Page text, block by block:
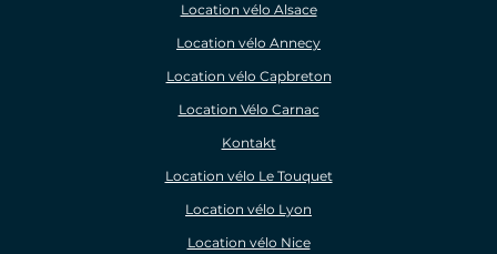
Location vélo Alsace
Location vélo Annecy
Location vélo Capbreton
Location Vélo Carnac
Kontakt
Location vélo Le Touquet
Location vélo Lyon
Location vélo Nice